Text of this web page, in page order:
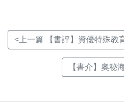
<上一篇 【書評】資優特殊教
【書介】奧秘